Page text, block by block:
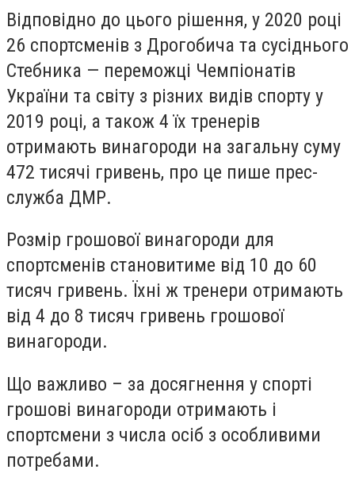
Відповідно до цього рішення, у 2020 році
26 спортсменів з Дрогобича та сусіднього
Стебника — переможці Чемпіонатів
України та світу з різних видів спорту у
2019 році, а також 4 їх тренерів
отримають винагороди на загальну суму
472 тисячі гривень, про це пише прес-
служба ДМР.
Розмір грошової винагороди для
спортсменів становитиме від 10 до 60
тисяч гривень. Їхні ж тренери отримають
від 4 до 8 тисяч гривень грошової
винагороди.
Що важливо – за досягнення у спорті
грошові винагороди отримають і
спортсмени з числа осіб з особливими
потребами.